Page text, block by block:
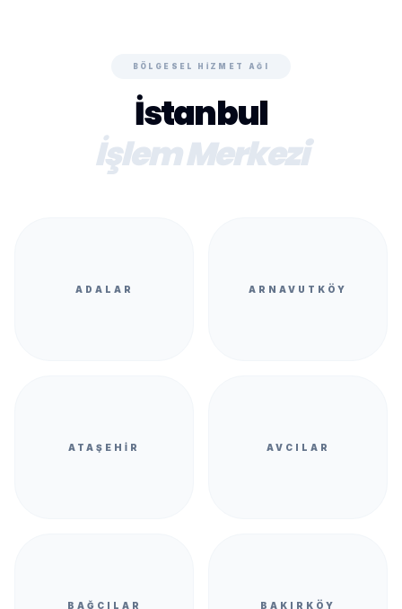
BÖLGESEL HIZMET AĞI
İstanbul
İşlem Merkezi
ADALAR ARNAVUTKÖY
ATAŞEHIR AVCILAR
BAĞCILAR BAKIRKÖY